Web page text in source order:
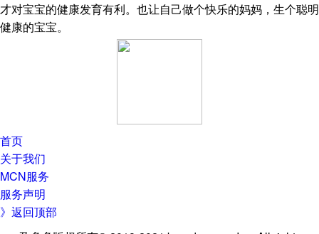
才对宝宝的健康发育有利。也让自己做个快乐的妈妈，生个聪明
健康的宝宝。
首页
关于我们
MCN服务
服务声明
》返回顶部